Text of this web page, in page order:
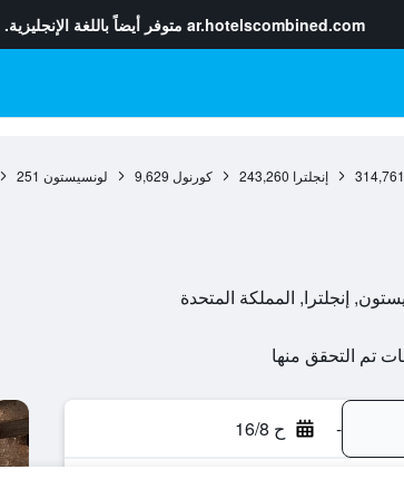
ar.hotelscombined.com متوفر أيضاً باللغة الإنجليزية.
314,761 إنجلترا 243,260 كورنول 9,629 لونسيستون 251
- ح 16/8